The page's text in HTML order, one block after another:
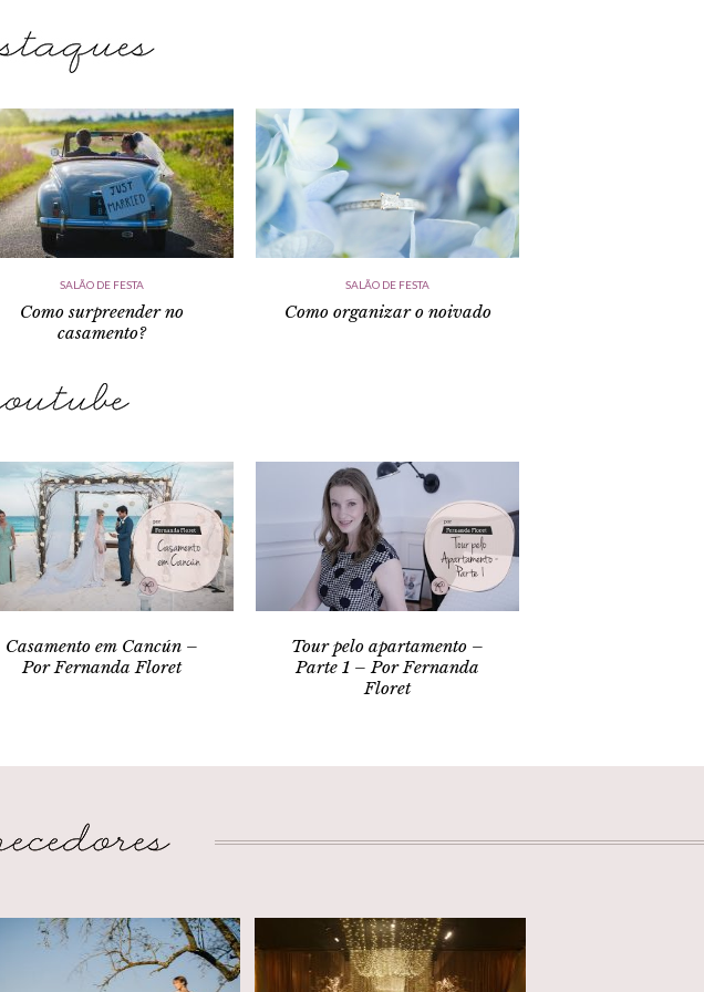
SALÃO DE FESTA
Como surpreender no
casamento?
SALÃO DE FESTA
Como organizar o noivado
Casamento em Cancún –
Por Fernanda Floret
Tour pelo apartamento –
Parte 1 – Por Fernanda
Floret